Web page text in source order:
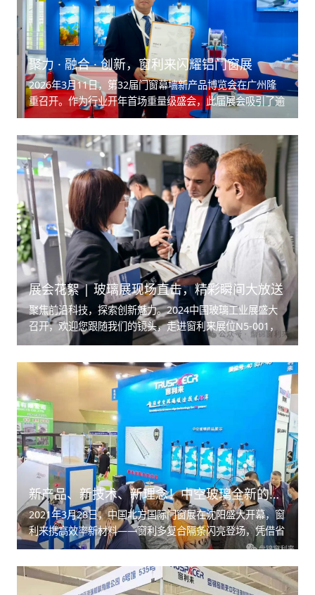
聚力 · 融合 · 创新，窗利来闪耀铝门窗展
2026年3月11日，第32届门窗幕墙新产品博览会在广州隆
重召开。作为行业开年首场重量级盛会，此届展会吸引了逾
万人齐聚羊城，共探行业破局之道。
展会花絮 | 玻璃展现场直击，精彩瞬间大放送
聚焦前沿科技，探索创新魅力。2024中国玻璃工业展盛大
召开，欢迎您跟随我们的镜头，走进窗利来展位N5-001，
了解新中空玻璃暖边材料， 更有GPD中空玻璃间隔系统自
展会精彩，邀您继续见证！
新产品、新技术、新理念！中空玻璃全新的制作方式
2021年3月28日，中国北方国际门窗展在沈阳盛大开幕，窗
利来携高效率新材料——窗利多复合隔条闪亮登场，凭借省
人工、省时间、效率高等卓越性能，吸引了众多行业专家及